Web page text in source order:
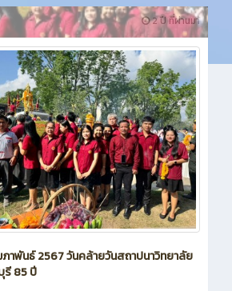
2 ปี ที่ผ่านมา
ภาพันธ์ 2567 วันคล้ายวันสถาปนาวิทยาลัย
รี 85 ปี